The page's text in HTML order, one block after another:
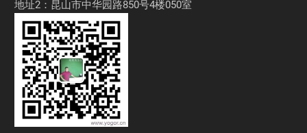
地址2：昆山市中华园路850号4楼050室